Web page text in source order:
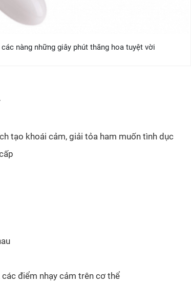
nàng những giây phút thăng hoa tuyệt vời
tạo khoái cảm, giải tỏa ham muốn tình dục
điểm nhạy cảm trên cơ thể